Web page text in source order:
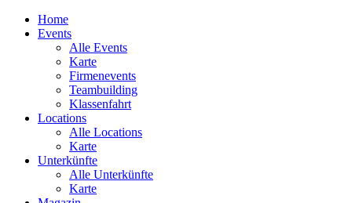
Home
Events
Alle Events
Karte
Firmenevents
Teambuilding
Klassenfahrt
Locations
Alle Locations
Karte
Unterkünfte
Alle Unterkünfte
Karte